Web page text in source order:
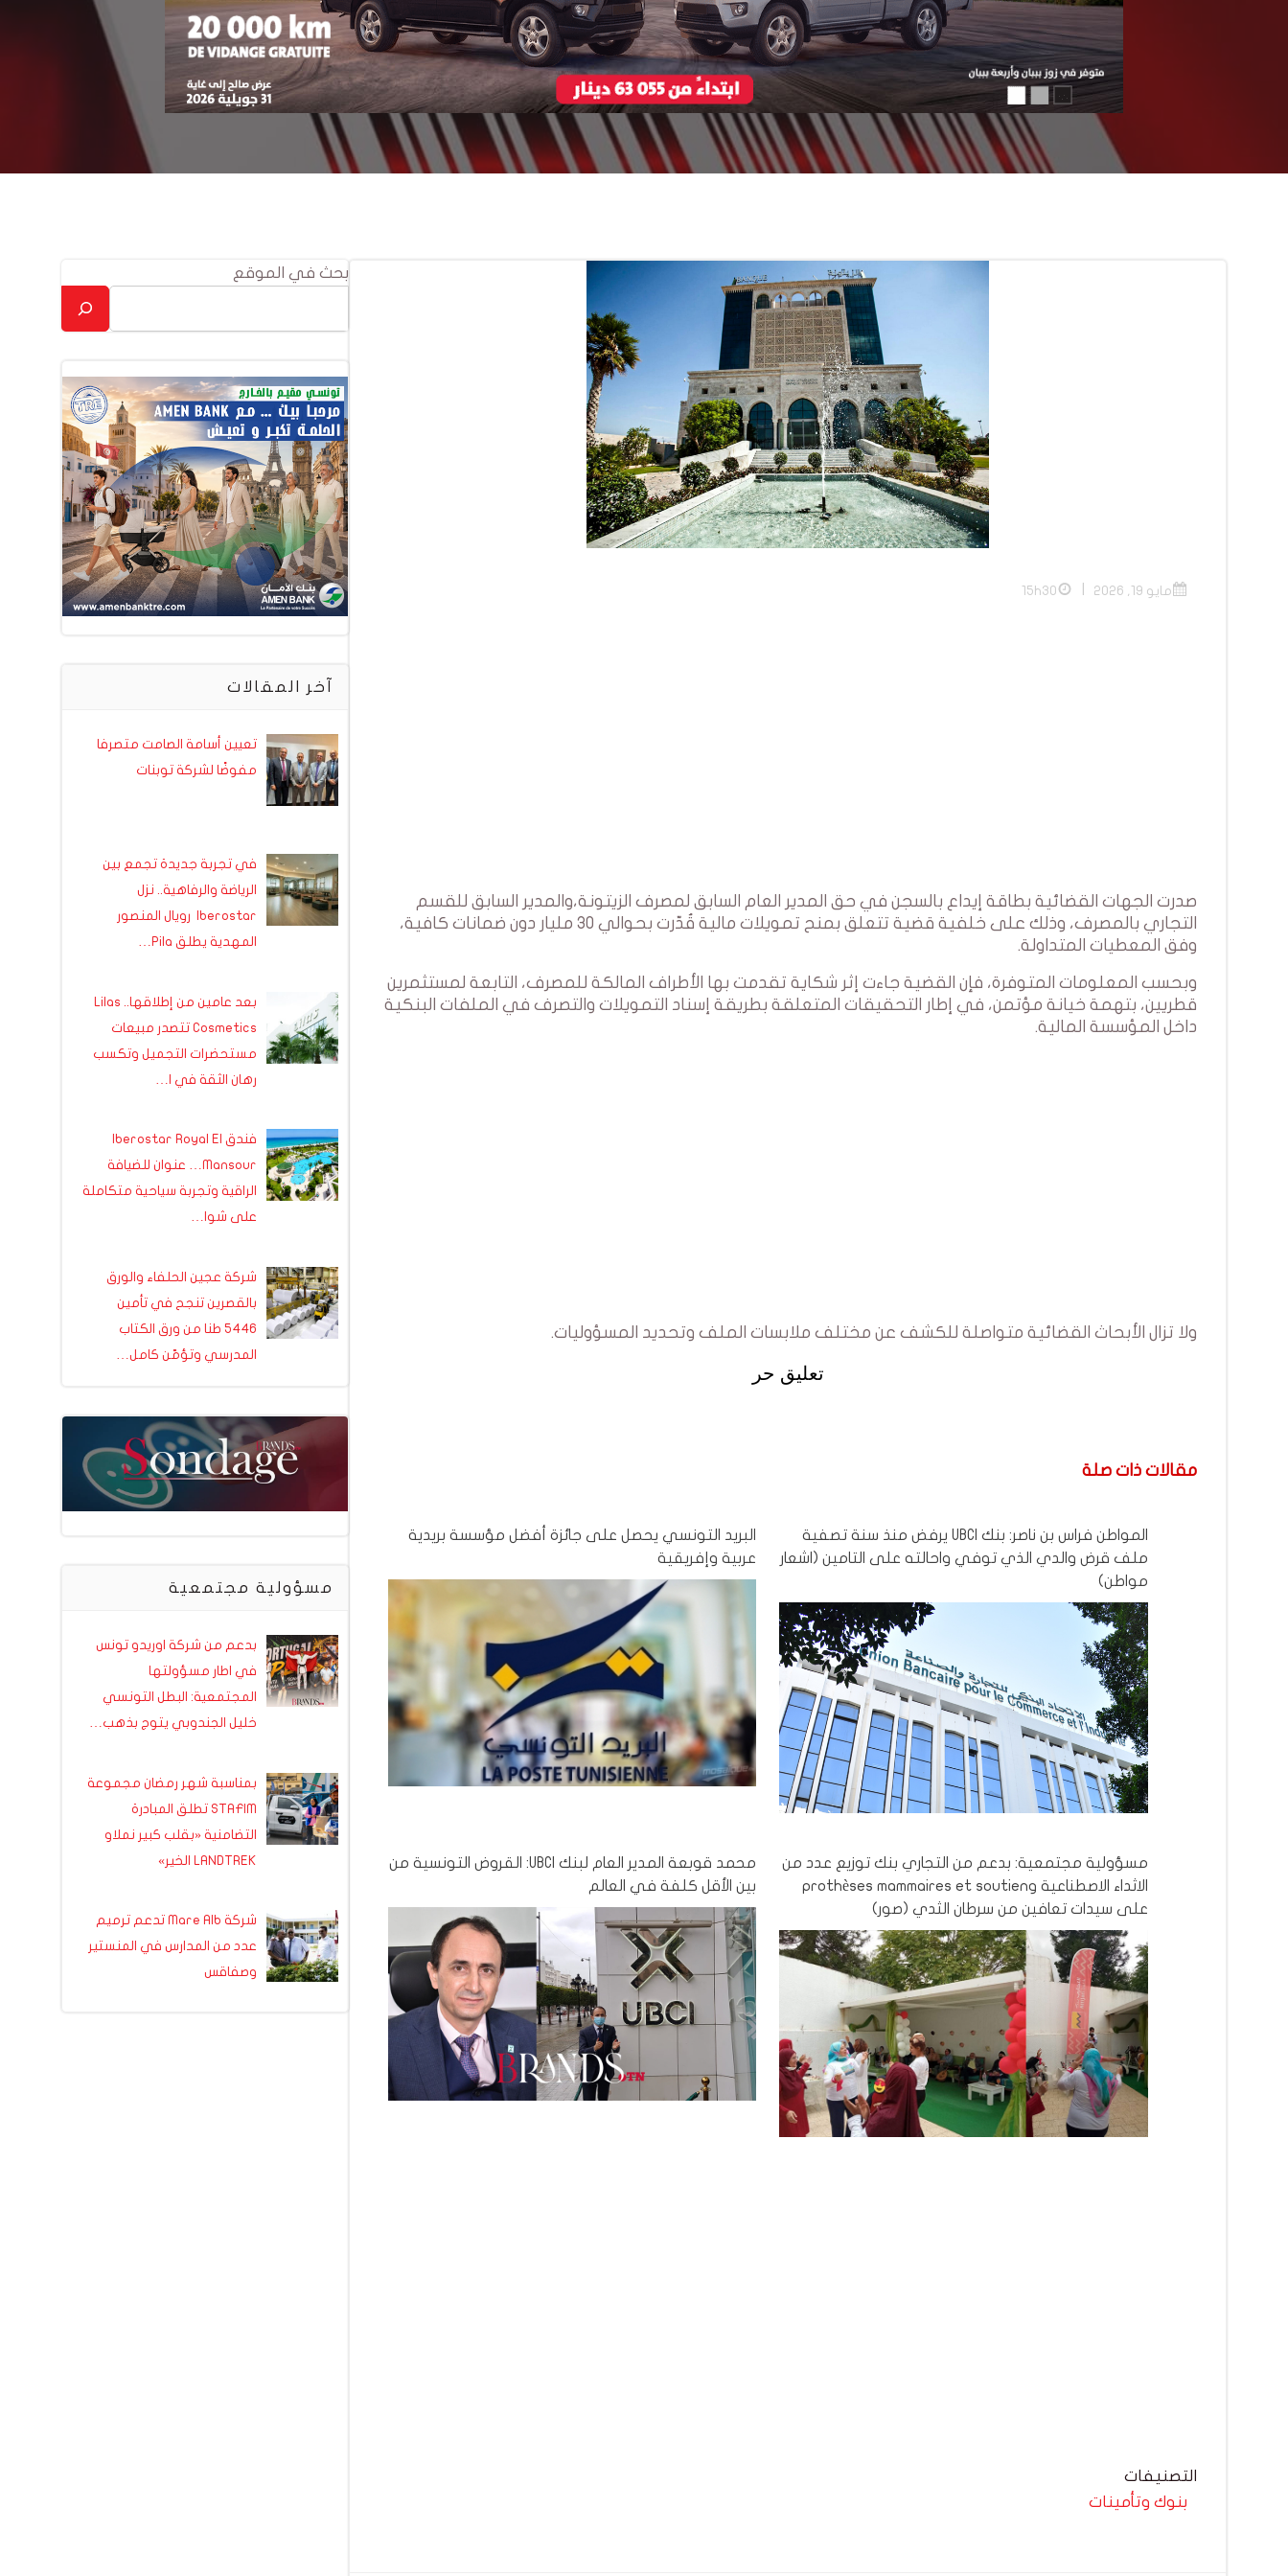
مايو 19, 2026 15h30
صدرت الجهات القضائية بطاقة إيداع بالسجن في حق المدير العام السابق لمصرف الزيتونة،والمدير السابق للقسم
التجاري بالمصرف، وذلك على خلفية قضية تتعلق بمنح تمويلات مالية قُدّرت بحوالي 30 مليار دون ضمانات كافية،
وفق المعطيات المتداولة.
وبحسب المعلومات المتوفرة، فإن القضية جاءت إثر شكاية تقدمت بها الأطراف المالكة للمصرف، التابعة لمستثمرين
قطريين، بتهمة خيانة مؤتمن، في إطار التحقيقات المتعلقة بطريقة إسناد التمويلات والتصرف في الملفات البنكية
داخل المؤسسة المالية.
ولا تزال الأبحاث القضائية متواصلة للكشف عن مختلف ملابسات الملف وتحديد المسؤوليات.
تعليق حر
مقالات ذات صلة
المواطن فراس بن ناصر: بنك UBCI يرفض منذ سنة تصفية
ملف قرض والدي الذي توفي واحالته على التامين (اشعار
مواطن)
البريد التونسي يحصل على جائزة أفضل مؤسسة بريدية
عربية وإفريقية
مسؤولية مجتمعية: بدعم من التجاري بنك توزيع عدد من
الاثداء الاصطناعية وprothèses mammaires et soutien
على سيدات تعافين من سرطان الثدي (صور)
محمد قوبعة المدير العام لبنك UBCI: القروض التونسية من
بين الأقل كلفة في العالم
التصنيفات
بنوك وتأمينات
بحث في الموقع
آخر المقالات
تعيين أسامة الصامت متصرفا
مفوضًا لشركة توبنات
في تجربة جديدة تجمع بين
الرياضة والرفاهية.. نزل
Iberostar رويال المنصور
المهدية يطلق Pila…
بعد عامين من إطلاقها.. Lilas
Cosmetics تتصدر مبيعات
مستحضرات التجميل وتكسب
رهان الثقة في ا…
فندق Iberostar Royal El
Mansour… عنوان للضيافة
الراقية وتجربة سياحية متكاملة
على شوا…
شركة عجين الحلفاء والورق
بالقصرين تنجح في تأمين
5446 طنا من ورق الكتاب
المدرسي وتؤمّن كامل…
مسؤولية مجتمعية
بدعم من شركة اوريدو تونس
في اطار مسؤولتها
المجتمعية: البطل التونسي
خليل الجندوبي يتوج بذهب…
بمناسبة شهر رمضان مجموعة
STAFIM تطلق المبادرة
التضامنية «بقلب كبير نملاو
LANDTREK الخير»
شركة Mare Alb تدعم ترميم
عدد من المدارس في المنستير
وصفاقس